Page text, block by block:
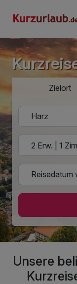
Zielort
Unsere